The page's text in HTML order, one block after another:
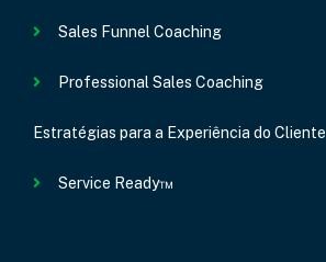
Sales Funnel Coaching
Professional Sales Coaching
Estratégias para a Experiência do Cliente
Service Ready™